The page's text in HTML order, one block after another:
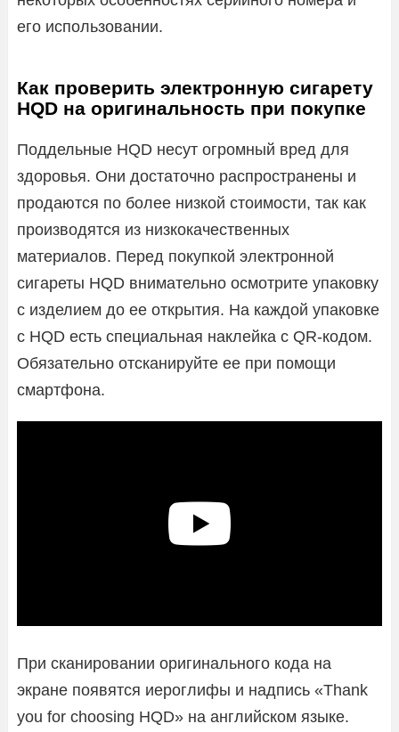
его использовании.
Как проверить электронную сигарету
HQD на оригинальность при покупке
Поддельные HQD несут огромный вред для
здоровья. Они достаточно распространены и
продаются по более низкой стоимости, так как
производятся из низкокачественных
материалов. Перед покупкой электронной
сигареты HQD внимательно осмотрите упаковку
с изделием до ее открытия. На каждой упаковке
с HQD есть специальная наклейка с QR-кодом.
Обязательно отсканируйте ее при помощи
смартфона.
При сканировании оригинального кода на
экране появятся иероглифы и надпись «Thank
you for choosing HQD» на английском языке.